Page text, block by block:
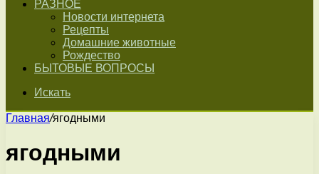
РАЗНОЕ
Новости интернета
Рецепты
Домашние животные
Рождество
БЫТОВЫЕ ВОПРОСЫ
Искать
Главная/ягодными
ягодными